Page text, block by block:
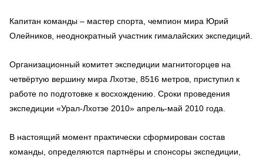
Капитан команды – мастер спорта, чемпион мира Юрий
Олейников, неоднократный участник гималайских экспедиций.
Организационный комитет экспедиции магнитогорцев на
четвёртую вершину мира Лхотзе, 8516 метров, приступил к
работе по подготовке к восхождению. Сроки проведения
экспедиции «Урал-Лхотзе 2010» апрель-май 2010 года.
В настоящий момент практически сформирован состав
команды, определяются партнёры и спонсоры экспедиции,